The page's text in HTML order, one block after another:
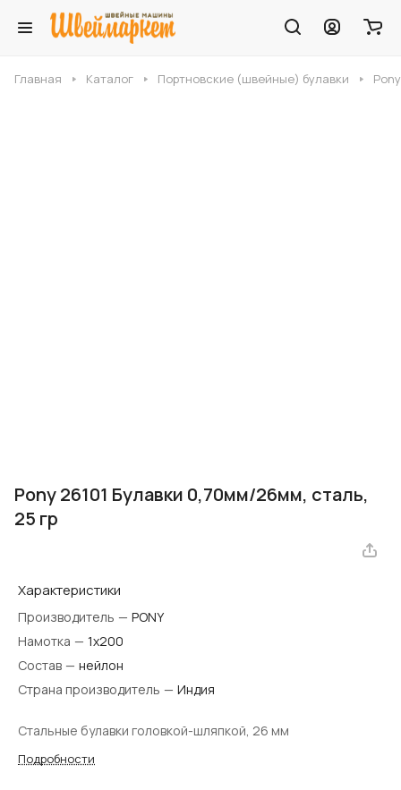
Главная Каталог Портновские (швейные) булавки
Pony 26101 Булавки 0,70мм/26мм, сталь,
25 гр
Характеристики
Производитель — PONY
Намотка — 1х200
Состав — нейлон
Страна производитель — Индия
Стальные булавки головкой-шляпкой, 26 мм
Подробности